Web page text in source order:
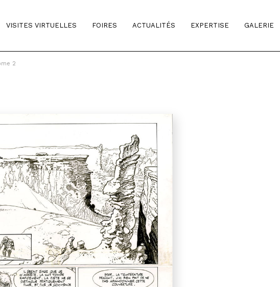
VISITES VIRTUELLES FOIRES ACTUALITÉS EXPERTISE GALERIE
2